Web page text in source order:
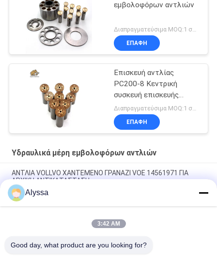
εμβολοφόρων αντλιών
ΕΠΑΦΉ
Επισκευή αντλίας
PC200-8 Κεντρική
συσκευή επισκευής
αντλίας
ΕΠΑΦΉ
Υδραυλικά μέρη εμβολοφόρων αντλιών
ΑΝΤΛΙΑ VOLLVO ΧΑΝΤΕΜΕΝΟ ΓΡΑΝΑΖΙ VOE 14561971 ΓΙΑ
ΑΡΧΙΚΗ ΑΝΤΙΚΑΤΑΣΤΑΣΗ
ΑΝΤΛΙΑ VOLLVO ΧΑΝΤΕΜΕΝΟ ΓΡΑΝΑΖΙ VOE 14537295 ΓΙΑ
ΑΡΧΙΚΗ ΑΝΤΙΚΑΤΑΣΤΑΣΗ
ΒΟΛΛΒΟ ΠΑΡΑΓΜΑΤΙΚΗ ΠΑΡΑΡΑΓΜΑΤΙΚΗ ΠΑΡΑΓΜΑΤΙΚΗ VOE
Alyssa
3:42 AM
Good day, what product are you looking for?